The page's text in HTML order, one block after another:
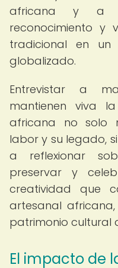
africana y a
reconocimiento y
tradicional en
globalizado.
Entrevistar a
mantienen viva
africana no solo
labor y su legado,
a reflexionar
preservar y
creatividad que
artesanal
patrimonio cultural
El impacto de